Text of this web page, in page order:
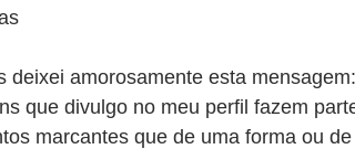
deixei amorosamente esta
que divulgo no meu perfil fazem
marcantes que de uma forma ou